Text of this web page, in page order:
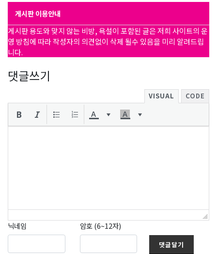
게시판 이용안내
게시판 용도와 맞지 않는 비방, 욕설이 포함된 글은 저희 사이트의 운
영 방침에 따라 작성자의 의견없이 삭제 될수 있음을 미리 알려드립
니다.
댓글쓰기
VISUAL CODE
닉네임 암호 (6~12자)
댓글달기